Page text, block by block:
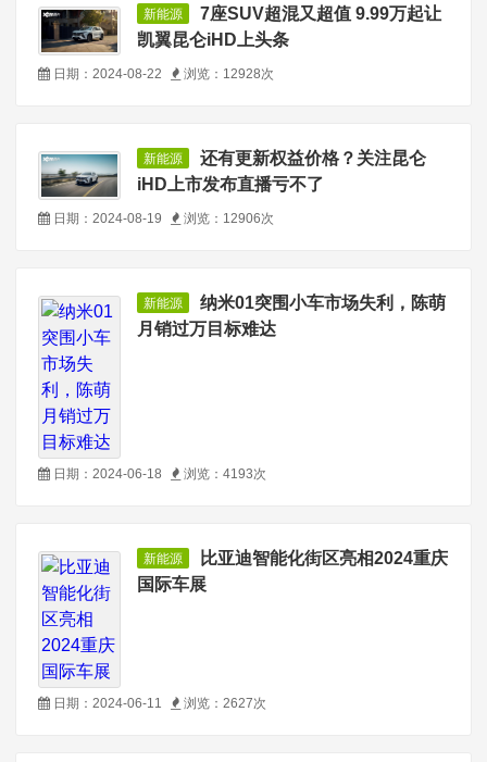
新能源
7座SUV超混又超值 9.99万起让
凯翼昆仑iHD上头条
日期：2024-08-22 浏览：12928次
新能源
还有更新权益价格？关注昆仑
iHD上市发布直播亏不了
日期：2024-08-19 浏览：12906次
新能源
纳米01突围小车市场失利，陈萌
月销过万目标难达
日期：2024-06-18 浏览：4193次
新能源
比亚迪智能化街区亮相2024重庆
国际车展
日期：2024-06-11 浏览：2627次